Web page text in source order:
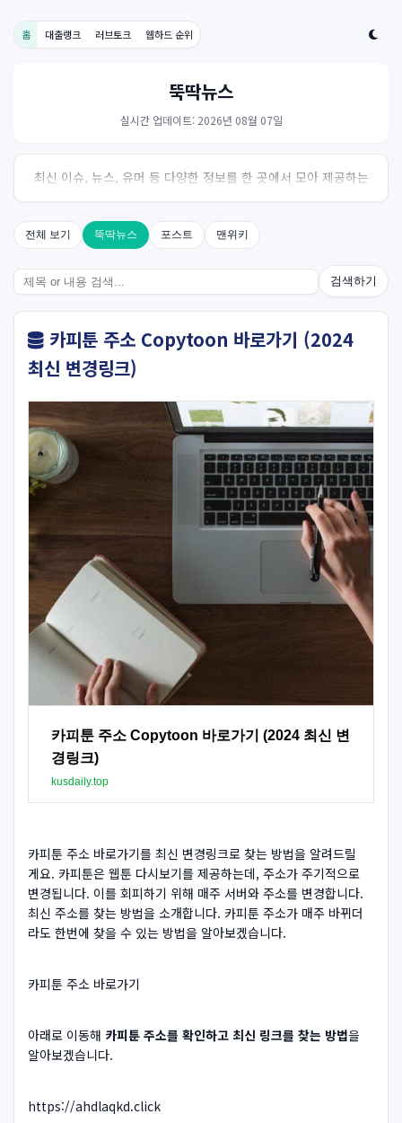
홈 대출랭크 러브토크 웹하드 순위
뚝딱뉴스
실시간 업데이트: 2026년 08월 07일
최신 이슈, 뉴스, 유머 등 다양한 정보를 한 곳에서 모아 제공하는
사이트입니다. 오늘의 핫이슈를 한눈에 살펴보세요.
전체 보기 뚝딱뉴스 포스트 맨위키
검색하기
카피툰 주소 Copytoon 바로가기 (2024
최신 변경링크)
카피툰 주소 Copytoon 바로가기 (2024 최신 변
경링크)
kusdaily.top
카피툰 주소 바로가기를 최신 변경링크로 찾는 방법을 알려드릴
게요. 카피툰은 웹툰 다시보기를 제공하는데, 주소가 주기적으로
변경됩니다. 이를 회피하기 위해 매주 서버와 주소를 변경합니다.
최신 주소를 찾는 방법을 소개합니다. 카피툰 주소가 매주 바뀌더
라도 한번에 찾을 수 있는 방법을 알아보겠습니다.
카피툰 주소 바로가기
아래로 이동해 카피툰 주소를 확인하고 최신 링크를 찾는 방법을
알아보겠습니다.
https://ahdlaqkd.click